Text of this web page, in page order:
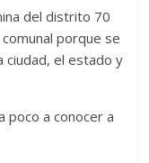
del distrito 70
porque se
ciudad, el estado y
poco a conocer a